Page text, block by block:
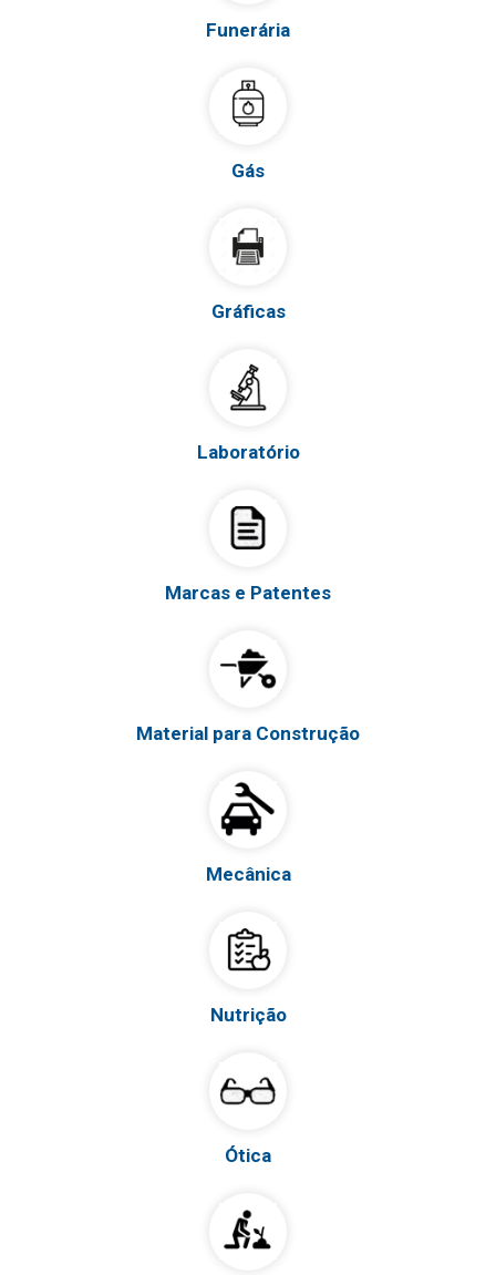
Funerária
Gás
Gráficas
Laboratório
Marcas e Patentes
Material para Construção
Mecânica
Nutrição
Ótica